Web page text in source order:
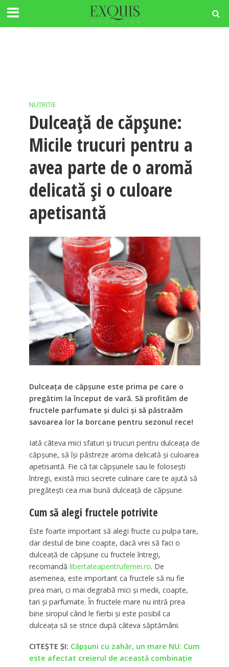
NUTRITIE
Dulceață de căpșune:
Micile trucuri pentru a
avea parte de o aromă
delicată și o culoare
apetisantă
Dulceața de căpșune este prima pe care o
pregătim la început de vară. Să profităm de
fructele parfumate și dulci și să păstraăm
savoarea lor la borcane pentru sezonul rece!
Iată câteva mici sfaturi și trucuri pentru dulceața de
căpșune, să își păstreze aroma delicată și culoarea
apetisantă. Fie că tai căpșunele sau le folosești
întregi, există mici secrete culinare care te ajută să
pregătești cea mai bună dulceață de căpșune.
Cum să alegi fructele potrivite
Este foarte important să alegi fructe cu pulpa tare,
dar destul de bine coapte, dacă vrei să faci o
dulceață de căpșune cu fructele întregi,
recomandă libertateapentrufemei.ro. De
asemenea, este important ca fructele să nu fie
prea mari, ci mai degrabă mici și medii, coapte,
tari și parfumate. În fructele mare nu intră prea
bine siropul când le fierbi și este posibil ca
dulceața să se strice după câteva săptămâni.
CITEȘTE ȘI: Căpșuni cu zahăr, un mare NU: Cum
este afectat creierul de această combinație